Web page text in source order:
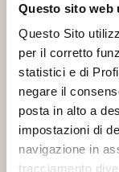
Questo sito web
Questo Sito
per il corretto
statistici e di
negare il
posta in alto a
impostazioni di
navigazione in
tracciamento
AMERICA, una
Una gamma di 2
incluse nel prezzo